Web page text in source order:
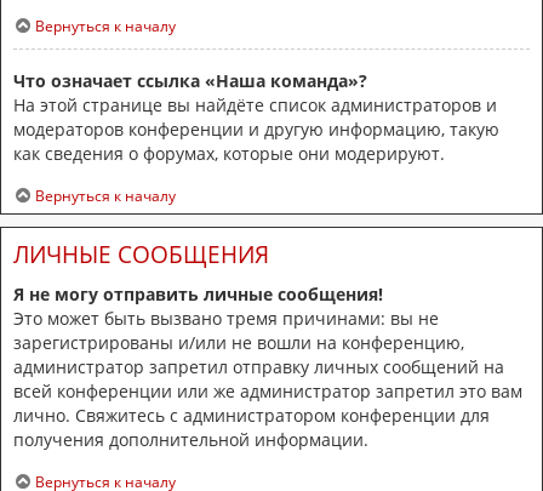
Вернуться к началу
Что означает ссылка «Наша команда»?
На этой странице вы найдёте список администраторов и
модераторов конференции и другую информацию, такую
как сведения о форумах, которые они модерируют.
Вернуться к началу
ЛИЧНЫЕ СООБЩЕНИЯ
Я не могу отправить личные сообщения!
Это может быть вызвано тремя причинами: вы не
зарегистрированы и/или не вошли на конференцию,
администратор запретил отправку личных сообщений на
всей конференции или же администратор запретил это вам
лично. Свяжитесь с администратором конференции для
получения дополнительной информации.
Вернуться к началу